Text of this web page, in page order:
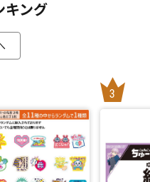
キング